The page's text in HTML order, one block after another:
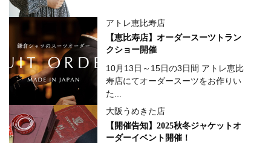
アトレ恵比寿店
【恵比寿店】オーダースーツトラン
クショー開催
10月13日～15日の3日間 アトレ恵比
寿店にてオーダースーツをお作りい
た...
大阪うめきた店
【開催告知】2025秋冬ジャケットオ
ーダーイベント開催！